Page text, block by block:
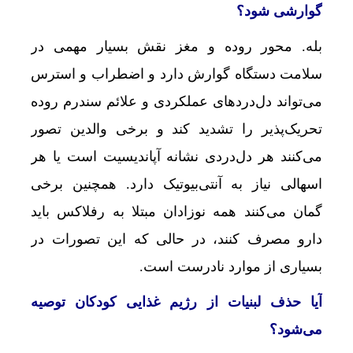
گوارشی شود؟
بله. محور روده و مغز نقش بسیار مهمی در
سلامت دستگاه گوارش دارد و اضطراب و استرس
می‌تواند دل‌دردهای عملکردی و علائم سندرم روده
تحریک‌پذیر را تشدید کند و برخی والدین تصور
می‌کنند هر دل‌دردی نشانه آپاندیسیت است یا هر
اسهالی نیاز به آنتی‌بیوتیک دارد. همچنین برخی
گمان می‌کنند همه نوزادان مبتلا به رفلاکس باید
دارو مصرف کنند، در حالی که این تصورات در
بسیاری از موارد نادرست است.
آیا حذف لبنیات از رژیم غذایی کودکان توصیه
می‌شود؟